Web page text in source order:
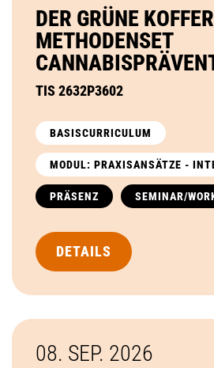
DER GRÜNE
METHODENSET
TIS 2632P3602
BASISCURRICULUM
MODUL: PRAXISANSÄTZE -
PRÄSENZ SEMINAR/
DETAILS
08. SEP. 2026